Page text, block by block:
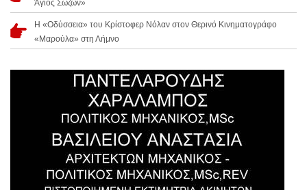
Άγιος Σώζων»
Η «Οδύσσεια» του Κρίστοφερ Νόλαν στον Θερινό Κινηματογράφο
«Μαρούλα» στη Λήμνο